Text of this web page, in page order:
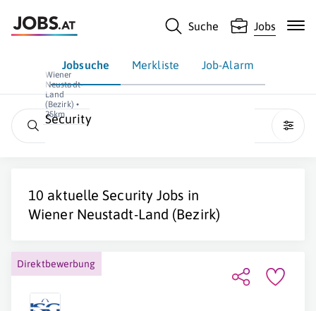
Suche Jobs
Jobsuche Merkliste Job-Alarm
Wiener
Neustadt-
Land
(Bezirk) •
25km
Security
10 aktuelleSecurity Jobs in
Wiener Neustadt-Land (Bezirk)
Direktbewerbung